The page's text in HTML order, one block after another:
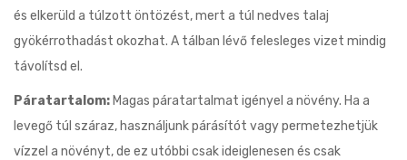
és elkerüld a túlzott öntözést, mert a túl nedves talaj
gyökérrothadást okozhat. A tálban lévő felesleges vizet mindig
távolítsd el.
Páratartalom: Magas páratartalmat igényel a növény. Ha a
levegő túl száraz, használjunk párásítót vagy permetezhetjük
vízzel a növényt, de ez utóbbi csak ideiglenesen és csak